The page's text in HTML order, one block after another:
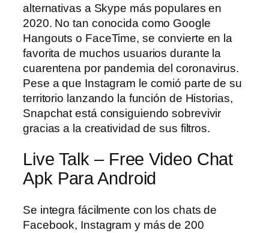
alternativas a Skype más populares en
2020. No tan conocida como Google
Hangouts o FaceTime, se convierte en la
favorita de muchos usuarios durante la
cuarentena por pandemia del coronavirus.
Pese a que Instagram le comió parte de su
territorio lanzando la función de Historias,
Snapchat está consiguiendo sobrevivir
gracias a la creatividad de sus filtros.
Live Talk – Free Video Chat
Apk Para Android
Se integra fácilmente con los chats de
Facebook, Instagram y más de 200